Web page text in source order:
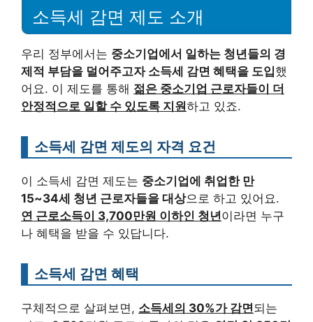
소득세 감면 제도 소개
우리 정부에서는 중소기업에서 일하는 청년들의 경
제적 부담을 덜어주고자 소득세 감면 혜택을 도입했
어요. 이 제도를 통해 젊은 중소기업 근로자들이 더
안정적으로 일할 수 있도록 지원하고 있죠.
소득세 감면 제도의 자격 요건
이 소득세 감면 제도는 중소기업에 취업한 만
15~34세 청년 근로자들을 대상으로 하고 있어요.
연 근로소득이 3,700만원 이하인 청년이라면 누구
나 혜택을 받을 수 있답니다.
소득세 감면 혜택
구체적으로 살펴보면, 소득세의 30%가 감면되는